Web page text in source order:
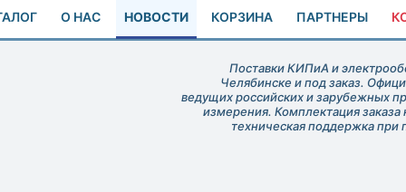
О НАС НОВОСТИ КОРЗИНА ПАРТНЕРЫ
Поставки КИПиА и
Челябинске и под заказ.
ведущих российских и зарубежных
измерения. Комплектация заказа
техническая поддержка при